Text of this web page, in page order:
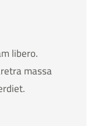
libero.
massa